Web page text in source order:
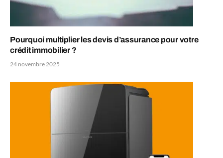
Pourquoi multiplier les devis d’assurance pour votre
crédit immobilier ?
24 novembre 2025